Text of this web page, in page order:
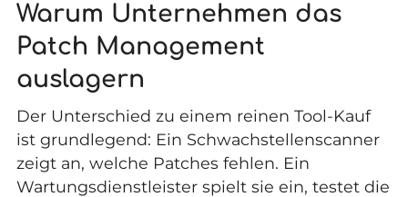
Warum Unternehmen das
Patch Management
auslagern
Der Unterschied zu einem reinen Tool-Kauf
ist grundlegend: Ein Schwachstellenscanner
zeigt an, welche Patches fehlen. Ein
Wartungsdienstleisterspielt sie ein, testet die